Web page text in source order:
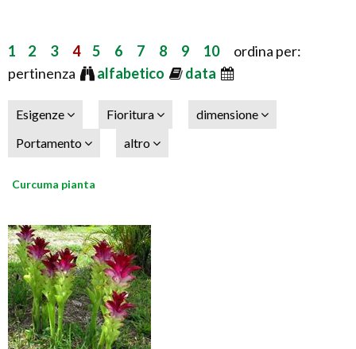
1 2 3 4 5 6 7 8 9 10ordina per:
pertinenza
alfabetico data
Esigenze Fioritura
dimensione
Portamento
altro
Curcuma pianta